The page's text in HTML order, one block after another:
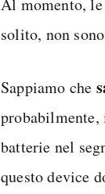
Al momento,
solito, non
Sappiamo che
probabilmente,
batterie nel
questo device